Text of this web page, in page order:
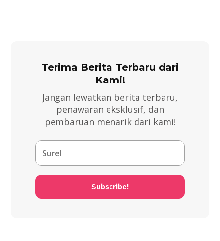
Terima Berita Terbaru dari
Kami!
Jangan lewatkan berita terbaru,
penawaran eksklusif, dan
pembaruan menarik dari kami!
Subscribe!